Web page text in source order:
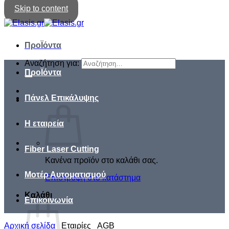
Skip to content
ΠροΪόντα
Αναζήτηση για:
Κανένα προϊόν στο καλάθι σας.
Επιστροφή στο κατάστημα
Καλάθι
ΠροΪόντα
Πάνελ Επικάλυψης
Η εταιρεία
Fiber Laser Cutting
Μοτέρ Αυτοματισμού
Επικοινωνία
Αρχική σελίδα Εταιρίες
AGB